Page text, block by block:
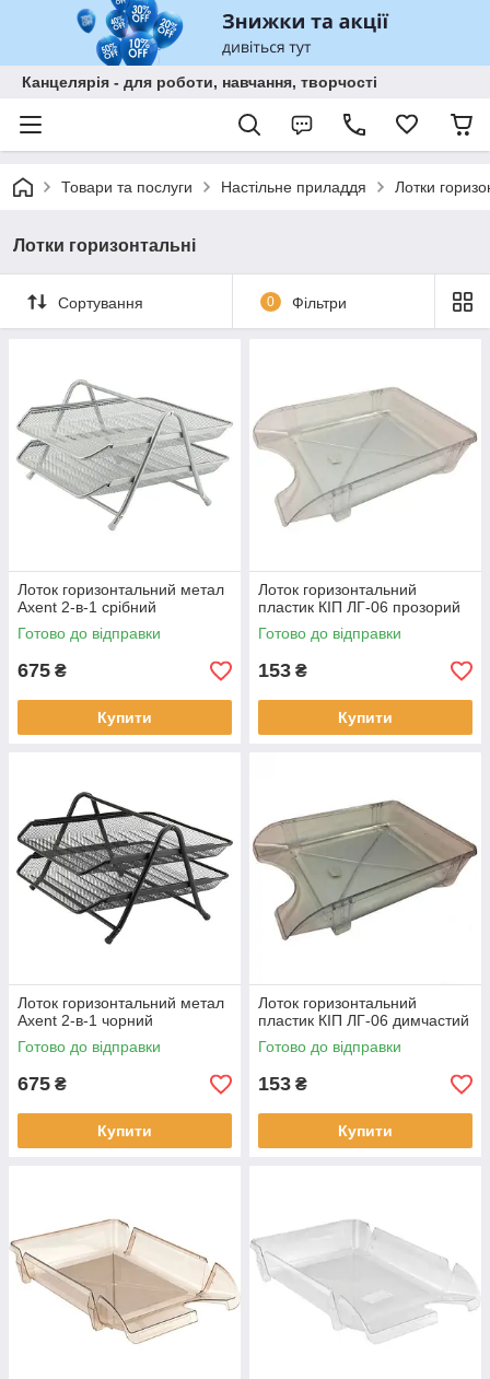
Канцелярія - для роботи, навчання, творчості
Товари та послуги Настільне приладдя Лотки
Лотки горизонтальні
Сортування 0 Фільтри
Лоток горизонтальний метал
Axent 2-в-1 срібний
Готово до відправки
675 ₴
Купити
Лоток горизонтальний
пластик КІП ЛГ-06 прозорий
Готово до відправки
153 ₴
Купити
Лоток горизонтальний метал
Axent 2-в-1 чорний
Готово до відправки
675 ₴
Купити
Лоток горизонтальний
пластик КІП ЛГ-06 димчастий
Готово до відправки
153 ₴
Купити